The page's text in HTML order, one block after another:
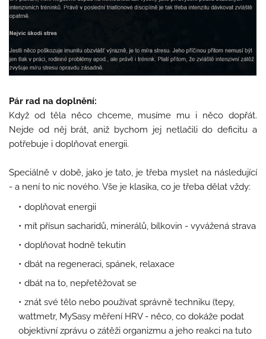
Pár rad na doplnění:
Když od těla něco chceme, musíme mu i něco dopřát.
Nejde od něj brát, aniž bychom jej netlačili do deficitu a
potřebuje i doplňovat energii.
Speciálně v době, jako je tato, je třeba myslet na následující
- a není to nic nového. Vše je klasika, co je třeba dělat vždy:
doplňovat energii
mít přísun sacharidů, minerálů, bílkovin - vyvážená strava
doplňovat hodně tekutin
dbát na regeneraci, spánek, relaxace
dbát na to, nepřetěžovat se
znát své tělo nebo používat správně techniku (tepy,
wattmetr, MySasy měření HRV - něco, co dokáže podat
objektivní zprávu o zátěži organizmu a jeho reakci na tuto